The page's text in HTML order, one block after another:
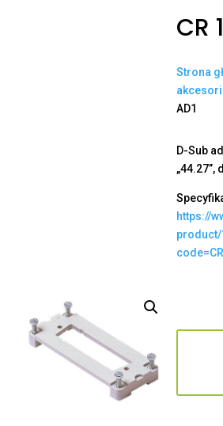
CR
Strona
AD1
D-Sub
„44.27”,
https://
product/